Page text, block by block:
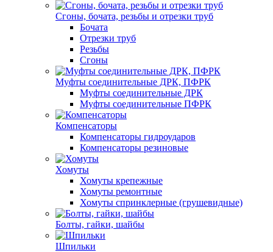
Сгоны, бочата, резьбы и отрезки труб
Бочата
Отрезки труб
Резьбы
Сгоны
Муфты соединительные ДРК, ПФРК
Муфты соединительные ДРК
Муфты соединительные ПФРК
Компенсаторы
Компенсаторы гидроударов
Компенсаторы резиновые
Хомуты
Хомуты крепежные
Хомуты ремонтные
Хомуты спринклерные (грушевидные)
Болты, гайки, шайбы
Шпильки